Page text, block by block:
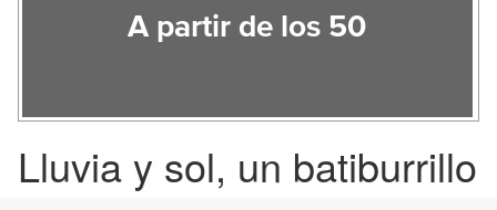
A partir de los 50
Lluvia y sol, un batiburrillo